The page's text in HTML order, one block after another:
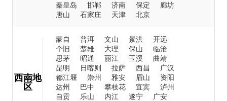
秦皇岛
邯郸 济南 保定
廊坊
唐山
石家庄 天津 北京
西南地
区
蒙自 普洱 文山 景洪
开远
个旧
楚雄 大理 保山
临沧
思茅
昭通 丽江 玉溪
曲靖
昆明
日喀则 拉萨 西昌
广汉
都江堰
崇州 雅安 眉山
资阳
达州
巴中 攀枝花 宜宾
泸州
自贡
乐山 内江 遂宁
广安